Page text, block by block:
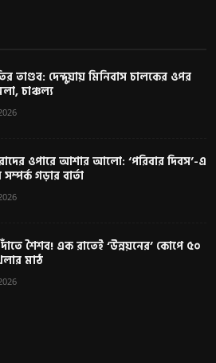
তাণ্ডব: দেন্দুয়ায় মিনিবাস চালকের ওপর
চাঞ্চল্য
ওপারে আশার আলো: ‘পরিবার দিবস’-এ
গড়ার বার্তা
শৈশব! এক রাতেই ‘উন্নয়নের’ কোপে ৫০
মাঠ